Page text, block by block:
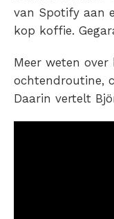
van Spotify aan
kop koffie.
Meer weten
ochtendroutine,
Daarin vertelt